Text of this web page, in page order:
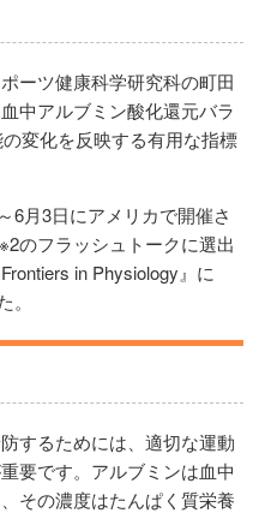
ーツ健康科学研究科の町田
中アルブミン酸化還元バラ
変化を反映する有用な指標
6月3日にアメリカで開催さ
のフラッシュトークに選出
in Physiology』に
するためには、適切な運動
要です。アルブミンは血中
その濃度はたんぱく質栄養